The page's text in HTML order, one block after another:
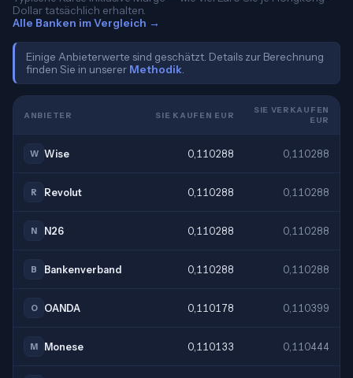
Dollar tatsächlich erhalten.
Alle Banken im Vergleich →
Einige Anbieterwerte sind geschätzt. Details zur Berechnung
finden Sie in unserer Methodik
ANBIETER SIE KAUFEN EUR
SIE VERKAUFEN
EUR
W Wise 0,110288 0,110288
R Revolut 0,110288 0,110288
N N26 0,110288 0,110288
B Bankenverband 0,110288 0,110288
O OANDA 0,110178 0,110399
M Monese 0,110133 0,110444